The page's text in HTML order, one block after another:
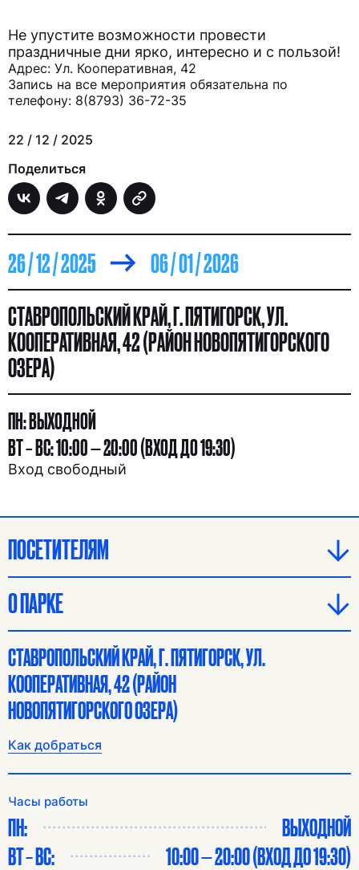
Не упустите возможности провести
праздничные дни ярко, интересно и с пользой!
Адрес: Ул. Кооперативная, 42
Запись на все мероприятия обязательна по
телефону: 8(8793) 36-72-35
22 / 12 / 2025
Поделиться
26 / 12 / 2025
06 / 01 / 2026
СТАВРОПОЛЬСКИЙ КРАЙ, Г. ПЯТИГОРСК, УЛ.
КООПЕРАТИВНАЯ, 42 (РАЙОН НОВОПЯТИГОРСКОГО
ОЗЕРА)
ПН: ВЫХОДНОЙ
ВТ – ВС: 10:00 — 20:00 (ВХОД ДО 19:30)
Вход свободный
ПОСЕТИТЕЛЯМ
О ПАРКЕ
СТАВРОПОЛЬСКИЙ КРАЙ, Г. ПЯТИГОРСК, УЛ.
КООПЕРАТИВНАЯ, 42 (РАЙОН
НОВОПЯТИГОРСКОГО ОЗЕРА)
Как добраться
Часы работы
ПН:
ВЫХОДНОЙ
ВТ – ВС:
10:00 — 20:00 (ВХОД ДО 19:30)